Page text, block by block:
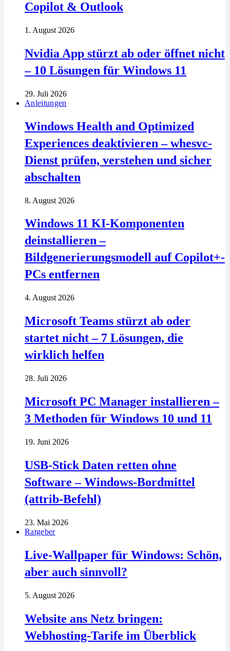
Copilot & Outlook
1. August 2026
Nvidia App stürzt ab oder öffnet nicht
– 10 Lösungen für Windows 11
29. Juli 2026
Anleitungen
Windows Health and Optimized
Experiences deaktivieren – whesvc-
Dienst prüfen, verstehen und sicher
abschalten
8. August 2026
Windows 11 KI-Komponenten
deinstallieren –
Bildgenerierungsmodell auf Copilot+-
PCs entfernen
4. August 2026
Microsoft Teams stürzt ab oder
startet nicht – 7 Lösungen, die
wirklich helfen
28. Juli 2026
Microsoft PC Manager installieren –
3 Methoden für Windows 10 und 11
19. Juni 2026
USB-Stick Daten retten ohne
Software – Windows-Bordmittel
(attrib-Befehl)
23. Mai 2026
Ratgeber
Live-Wallpaper für Windows: Schön,
aber auch sinnvoll?
5. August 2026
Website ans Netz bringen:
Webhosting-Tarife im Überblick